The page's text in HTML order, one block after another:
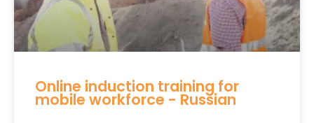
Online induction training for
mobile workforce - Russian